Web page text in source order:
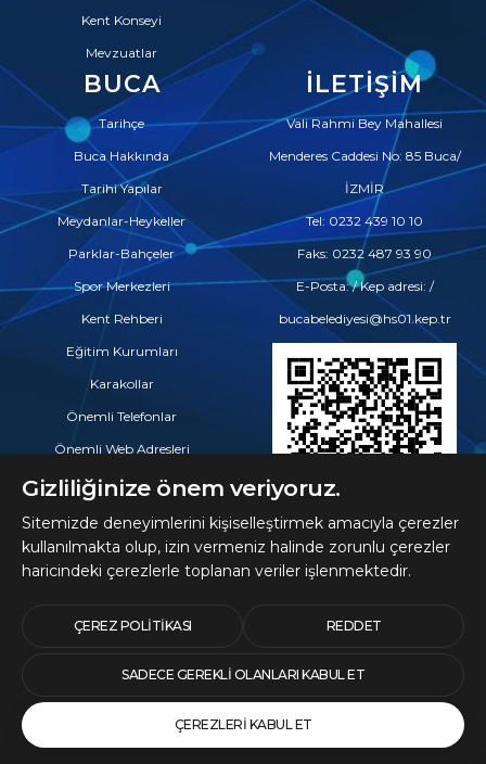
Kent Konseyi
Mevzuatlar
BUCA
Tarihçe
Buca Hakkında
Tarihi Yapılar
Meydanlar-Heykeller
Parklar-Bahçeler
Spor Merkezleri
Kent Rehberi
Eğitim Kurumları
Karakollar
Önemli Telefonlar
Önemli Web Adresleri
Eczaneler
Hastaneler ve Tıp Merkezleri
İLETIŞIM
Vali Rahmi Bey Mahallesi
Menderes Caddesi No: 85 Buca/
İZMİR
Tel: 0232 439 10 10
Faks: 0232 487 93 90
E-Posta: / Kep adresi: /
bucabelediyesi@hs01.kep.tr
Gizliliğinize önem veriyoruz.
Sitemizde deneyimlerini kişiselleştirmek amacıyla çerezler
kullanılmakta olup, izin vermeniz halinde zorunlu çerezler
haricindeki çerezlerle toplanan veriler işlenmektedir.
ÇEREZ POLITIKASI REDDET
SADECE GEREKLI OLANLARI KABUL ET
ÇEREZLERI KABUL ET